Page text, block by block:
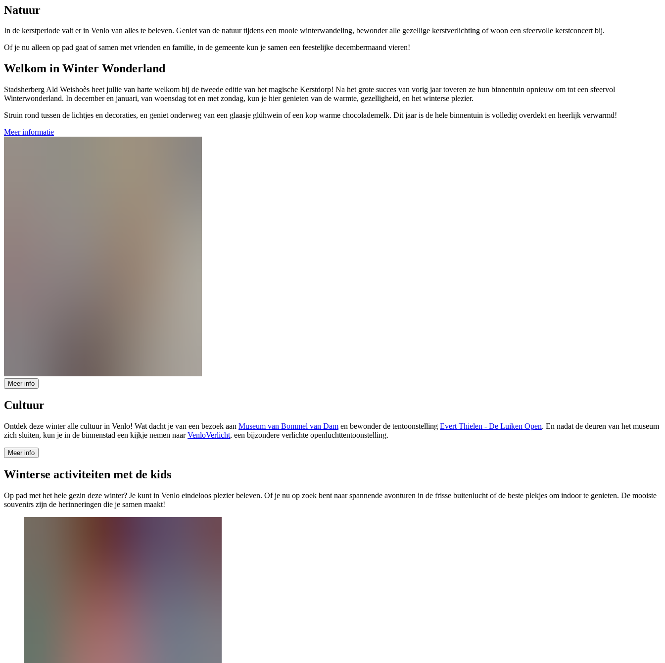
Natuur
In de kerstperiode valt er in Venlo van alles te beleven. Geniet van de natuur tijdens een mooie winterwandeling, bewonder alle gezellige kerstverlichting of woon een sfeervolle kerstconcert bij.
Of je nu alleen op pad gaat of samen met vrienden en familie, in de gemeente kun je samen een feestelijke decembermaand vieren!
Welkom in Winter Wonderland
Stadsherberg Ald Weishoès heet jullie van harte welkom bij de tweede editie van het magische Kerstdorp! Na het grote succes van vorig jaar toveren ze hun binnentuin opnieuw om tot een sfeervol
Winterwonderland. In december en januari, van woensdag tot en met zondag, kun je hier genieten van de warmte, gezelligheid, en het winterse plezier.
Struin rond tussen de lichtjes en decoraties, en geniet onderweg van een glaasje glühwein of een kop warme chocolademelk. Dit jaar is de hele binnentuin is volledig overdekt en heerlijk verwarmd!
Meer informatie
Meer info
Cultuur
Ontdek deze winter alle cultuur in Venlo! Wat dacht je van een bezoek aan Museum van Bommel van Dam en bewonder de tentoonstelling Evert Thielen - De Luiken Open. En nadat de deuren van het museum
zich sluiten, kun je in de binnenstad een kijkje nemen naarVenloVerlicht, een bijzondere verlichte openluchttentoonstelling.
Meer info
Winterse activiteiten met de kids
Op pad met het hele gezin deze winter? Je kunt in Venlo eindeloos plezier beleven. Of je nu op zoek bent naar spannende avonturen in de frisse buitenlucht of de beste plekjes om indoor te genieten. De mooiste
souvenirs zijn de herinneringen die je samen maakt!